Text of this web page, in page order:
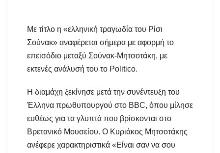
Mε τίτλο η «ελληνική τραγωδία του Ρίσι
Σούνακ» αναφέρεται σήμερα με αφορμή το
επεισόδιο μεταξύ Σούνακ-Μητσοτάκη, με
εκτενές ανάλυσή του το Politico.
Η διαμάχη ξεκίνησε μετά την συνέντευξη του
Έλληνα πρωθυπουργού στο BBC, όπου μίλησε
ευθέως για τα γλυπτά που βρίσκονται στο
Βρετανικό Μουσείου. Ο Κυριάκος Μητσοτάκης
ανέφερε χαρακτηριστικά «Είναι σαν να σου